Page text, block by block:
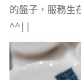
的盤子，服務生
^^||